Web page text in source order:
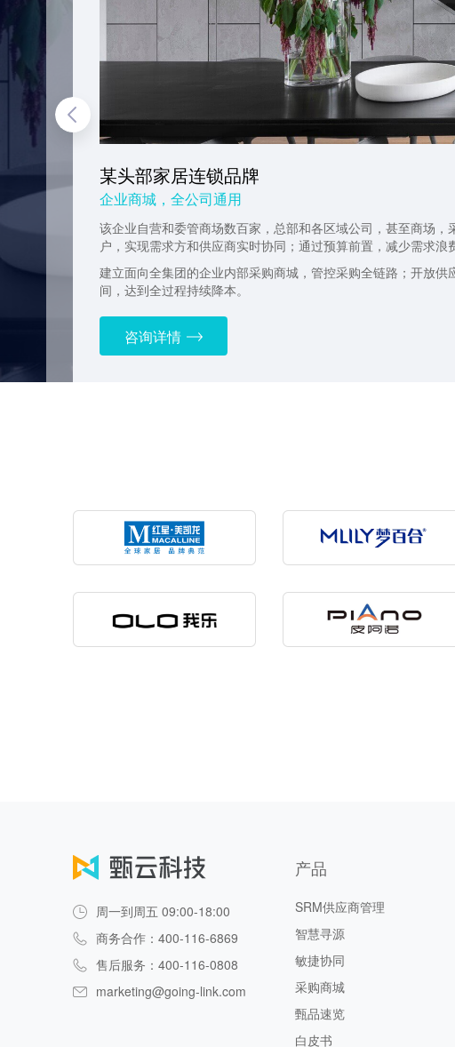
某头部家居连锁品牌
企业商城，全公司通用
该企业自营和委管商场数百家，总部和各区域公司，甚至商场
户，实现需求方和供应商实时协同；通过预算前置，减少需求
建立面向全集团的企业内部采购商城，管控采购全链路；开放
间，达到全过程持续降本。
咨询详情
周一到周五 09:00-18:00
商务合作：400-116-6869
售后服务：400-116-0808
marketing@going-link.com
产品
SRM供应商管理
智慧寻源
敏捷协同
采购商城
甄品速览
白皮书